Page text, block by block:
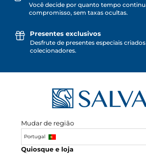
Você decide por quanto tempo
compromisso, sem taxas ocultas.
Presentes exclusivos
Desfrute de presentes especiais criados
colecionadores.
Mudar de região
Portugal
Quiosque e loja